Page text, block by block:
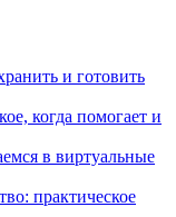
и готовить
когда помогает и
в виртуальные
практическое